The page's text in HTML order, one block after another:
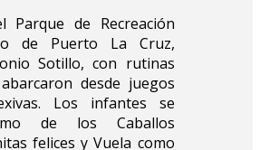
de Recreación
de Puerto La Cruz,
Sotillo, con rutinas
desde juegos
Los infantes se
de los Caballos
felices y Vuela como